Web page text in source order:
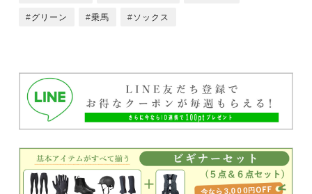
グリーン 乗馬 ソックス